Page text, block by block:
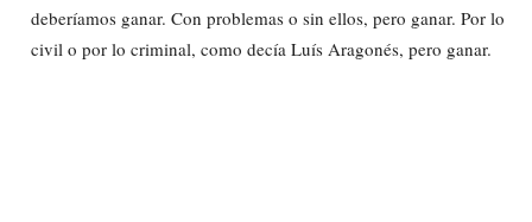
deberíamos ganar. Con problemas o sin ellos, pero ganar. Por lo
civil o por lo criminal, como decía Luís Aragonés, pero ganar.